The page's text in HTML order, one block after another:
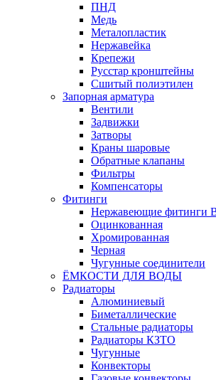
ПНД
Медь
Металопластик
Нержавейка
Крепежи
Русстар кронштейны
Сшитый полиэтилен
Запорная арматура
Вентили
Задвижки
Затворы
Краны шаровые
Обратные клапаны
Фильтры
Компенсаторы
Фитинги
Нержавеющие фитинги
Оцинкованная
Хромированная
Черная
Чугунные соединители
ЁМКОСТИ ДЛЯ ВОДЫ
Радиаторы
Алюминиевый
Биметаллические
Стальные радиаторы
Радиаторы КЗТО
Чугунные
Конвекторы